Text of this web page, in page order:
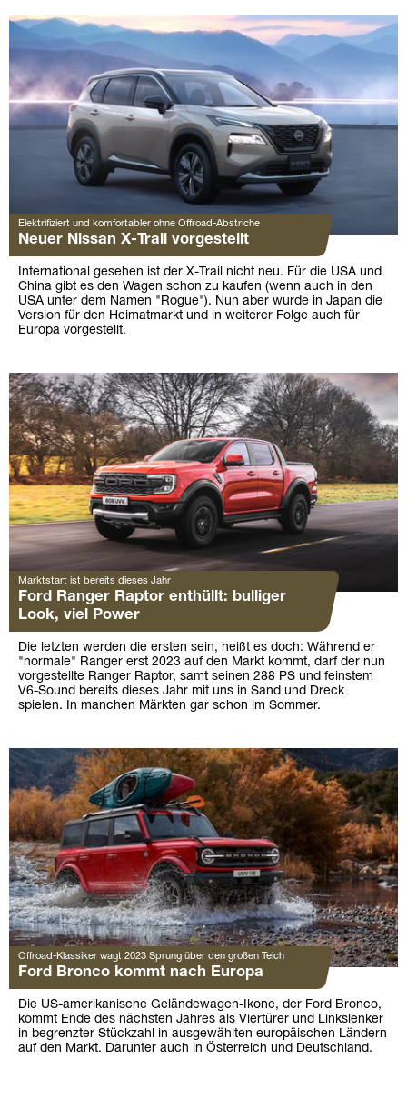
Elektrifiziert und komfortabler ohne Offroad-Abstriche
Neuer Nissan X-Trail vorgestellt
International gesehen ist der X-Trail nicht neu. Für die USA und
China gibt es den Wagen schon zu kaufen (wenn auch in den
USA unter dem Namen "Rogue"). Nun aber wurde in Japan die
Version für den Heimatmarkt und in weiterer Folge auch für
Europa vorgestellt.
Marktstart ist bereits dieses Jahr
Ford Ranger Raptor enthüllt: bulliger
Look, viel Power
Die letzten werden die ersten sein, heißt es doch: Während er
"normale" Ranger erst 2023 auf den Markt kommt, darf der nun
vorgestellte Ranger Raptor, samt seinen 288 PS und feinstem
V6-Sound bereits dieses Jahr mit uns in Sand und Dreck
spielen. In manchen Märkten gar schon im Sommer.
Offroad-Klassiker wagt 2023 Sprung über den großen Teich
Ford Bronco kommt nach Europa
Die US-amerikanische Geländewagen-Ikone, der Ford Bronco,
kommt Ende des nächsten Jahres als Viertürer und Linkslenker
in begrenzter Stückzahl in ausgewählten europäischen Ländern
auf den Markt. Darunter auch in Österreich und Deutschland.